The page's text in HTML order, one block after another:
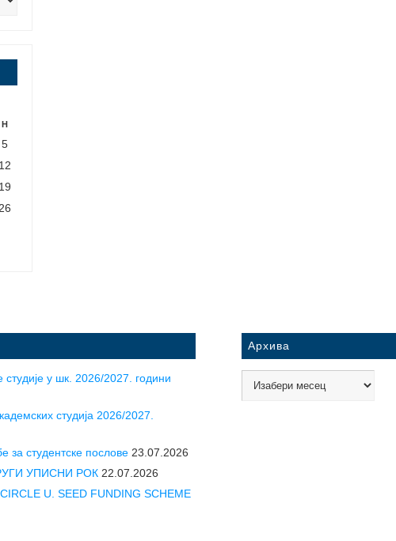
Н
5
12
19
26
у шк. 2026/2027. години
студија 2026/2027.
студентске послове 23.07.2026
УПИСНИ РОК 22.07.2026
U. SEED FUNDING SCHEME
Архива